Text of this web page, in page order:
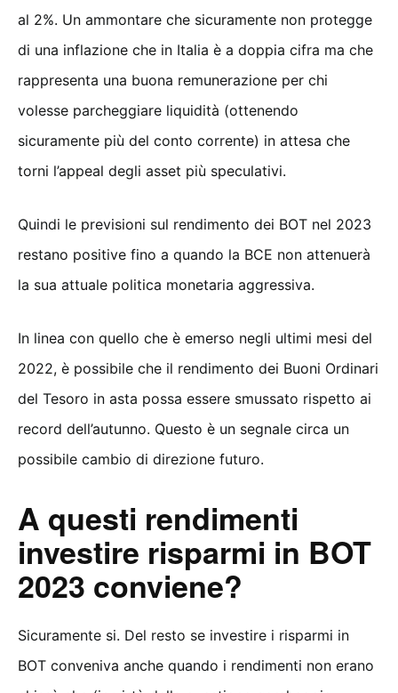
al 2%. Un ammontare che sicuramente non protegge
di una inflazione che in Italia è a doppia cifra ma che
rappresenta una buona remunerazione per chi
volesse parcheggiare liquidità (ottenendo
sicuramente più del conto corrente) in attesa che
torni l’appeal degli asset più speculativi.
Quindi le previsioni sul rendimento dei BOT nel 2023
restano positive fino a quando la BCE non attenuerà
la sua attuale politica monetaria aggressiva.
In linea con quello che è emerso negli ultimi mesi del
2022, è possibile che il rendimento dei Buoni Ordinari
del Tesoro in asta possa essere smussato rispetto ai
record dell’autunno. Questo è un segnale circa un
possibile cambio di direzione futuro.
A questi rendimenti
investire risparmi in BOT
2023 conviene?
Sicuramente si. Del resto se investire i risparmi in
BOT conveniva anche quando i rendimenti non erano